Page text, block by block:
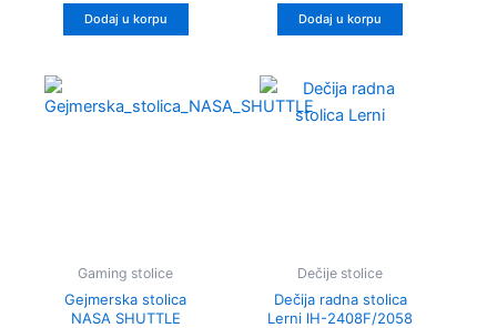
Dodaj u korpu Dodaj u korpu
Gaming stolice
Gejmerska stolica
NASA SHUTTLE
Dečije stolice
Dečija radna stolica
Lerni lH-2408F/2058